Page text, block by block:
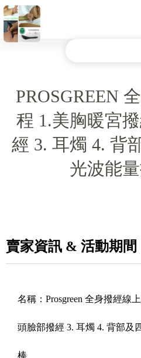
PROSGREEN
程 1.美胸暖宮
經 3. 耳燭 4. 背
光波能
賣家資訊 & 活動期間
名稱： Prosgreen 全身撥經線
頭臉部撥經 3. 耳燭 4. 背部及
棒